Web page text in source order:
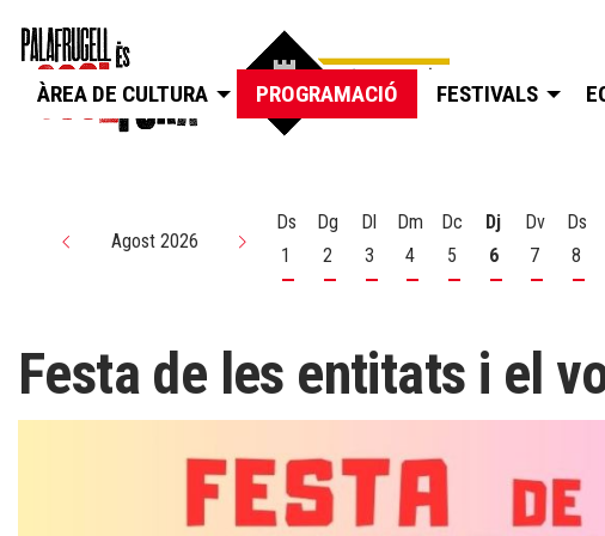
ÀREA DE CULTURA PROGRAMACIÓ FESTIVALS
Agost 2026
Ds
1
Dissabte 1 d'agost
Dg
2
Diumenge 2 d'agost
Dl
3
Dilluns 3 d'agost
Dm
4
Dimarts 4 d'agost
Dc
5
Dimecres 5 d'agost
Dj
6
Dijous 6
Dv
7
Ds
8
Festa de les entitats i el